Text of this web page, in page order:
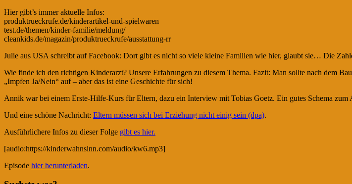
Hier gibt’s immer aktuelle Infos:
produktrueckrufe.de/kinderartikel-und-spielwaren
test.de/themen/kinder-familie/meldung/
cleankids.de/magazin/produktrueckrufe/ausstattung-rr
Julie aus USA schreibt auf Facebook: Dort gibt es nicht so viele kleine Familien wie hier, glaubt sie… Die
Wie finde ich den richtigen Kinderarzt? Unsere Erfahrungen zu diesem Thema. Fazit: Man sollte nach dem
„Impfen Ja/Nein“ auf – aber das ist eine Geschichte für sich!
Annik war bei einem Erste-Hilfe-Kurs für Eltern, dazu ein Interview mit Tobias Goetz. Ein gutes Schema zum
Und eine schöne Nachricht: Eltern müssen sich bei Erziehung nicht einig sein (dpa).
Ausführlichere Infos zu dieser Folge gibt es hier.
[audio:https://kinderwahnsinn.com/audio/kw6.mp3]
Episode hier herunterladen.